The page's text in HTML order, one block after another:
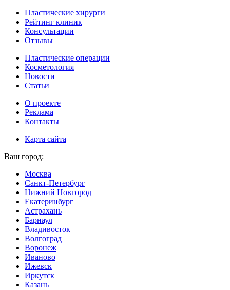
Пластические хирурги
Рейтинг клиник
Консультации
Отзывы
Пластические операции
Косметология
Новости
Статьи
О проекте
Реклама
Контакты
Карта сайта
Ваш город:
Москва
Санкт-Петербург
Нижний Новгород
Екатеринбург
Астрахань
Барнаул
Владивосток
Волгоград
Воронеж
Иваново
Ижевск
Иркутск
Казань